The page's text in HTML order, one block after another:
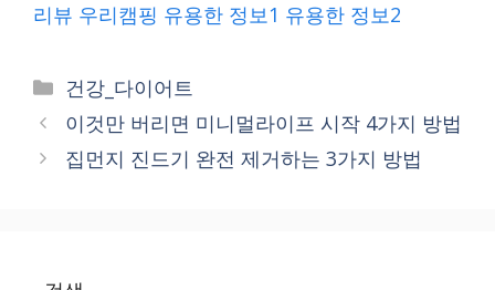
리뷰 우리캠핑 유용한 정보1 유용한 정보2
Categories
건강_다이어트
이것만 버리면 미니멀라이프 시작 4가지 방법
집먼지 진드기 완전 제거하는 3가지 방법